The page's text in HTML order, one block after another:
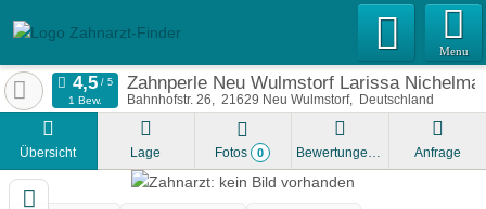
Menu
Zahnperle Neu Wulmstorf Larissa
Bahnhofstr. 26 21629 Neu Wulmstorf Deutschland
1 Bew.
Übersicht Lage Fotos 0 Bewertungen Anfrage